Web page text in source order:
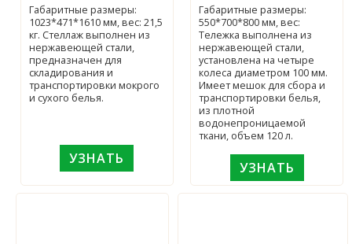
Габаритные размеры:
1023*471*1610 мм, вес: 21,5
кг. Стеллаж выполнен из
нержавеющей стали,
предназначен для
складирования и
транспортировки мокрого
и сухого белья.
УЗНАТЬ
Габаритные размеры:
550*700*800 мм, вес:
Тележка выполнена из
нержавеющей стали,
установлена на четыре
колеса диаметром 100 мм.
Имеет мешок для сбора и
транспортировки белья,
из плотной
водонепроницаемой
ткани, объем 120 л.
УЗНАТЬ